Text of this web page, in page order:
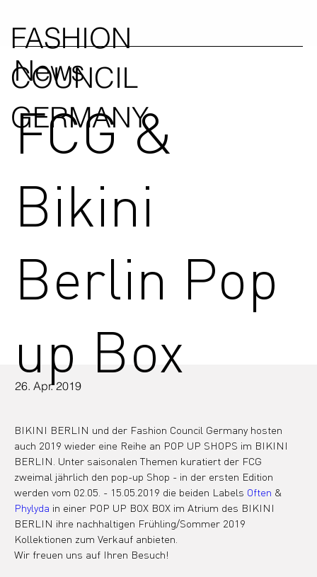
FASHION
COUNCIL
GERMANY
26. Apr. 2019
BIKINI BERLIN und der Fashion Council Germany hosten
auch 2019 wieder eine Reihe an POP UP SHOPS im BIKINI
BERLIN. Unter saisonalen Themen kuratiert der FCG
zweimal jährlich den pop-up Shop - in der ersten Edition
werden vom 02.05. - 15.05.2019 die beiden Labels Often &
Phylyda in einer POP UP BOX BOX im Atrium des BIKINI
BERLIN ihre nachhaltigen Frühling/Sommer 2019
Kollektionen zum Verkauf anbieten.
Wir freuen uns auf Ihren Besuch!
News
FCG &
Bikini
Berlin Pop
up Box